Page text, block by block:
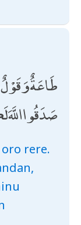
طَاعَةٌ وَقَوْلٌ
صَدَقُوا
rere.